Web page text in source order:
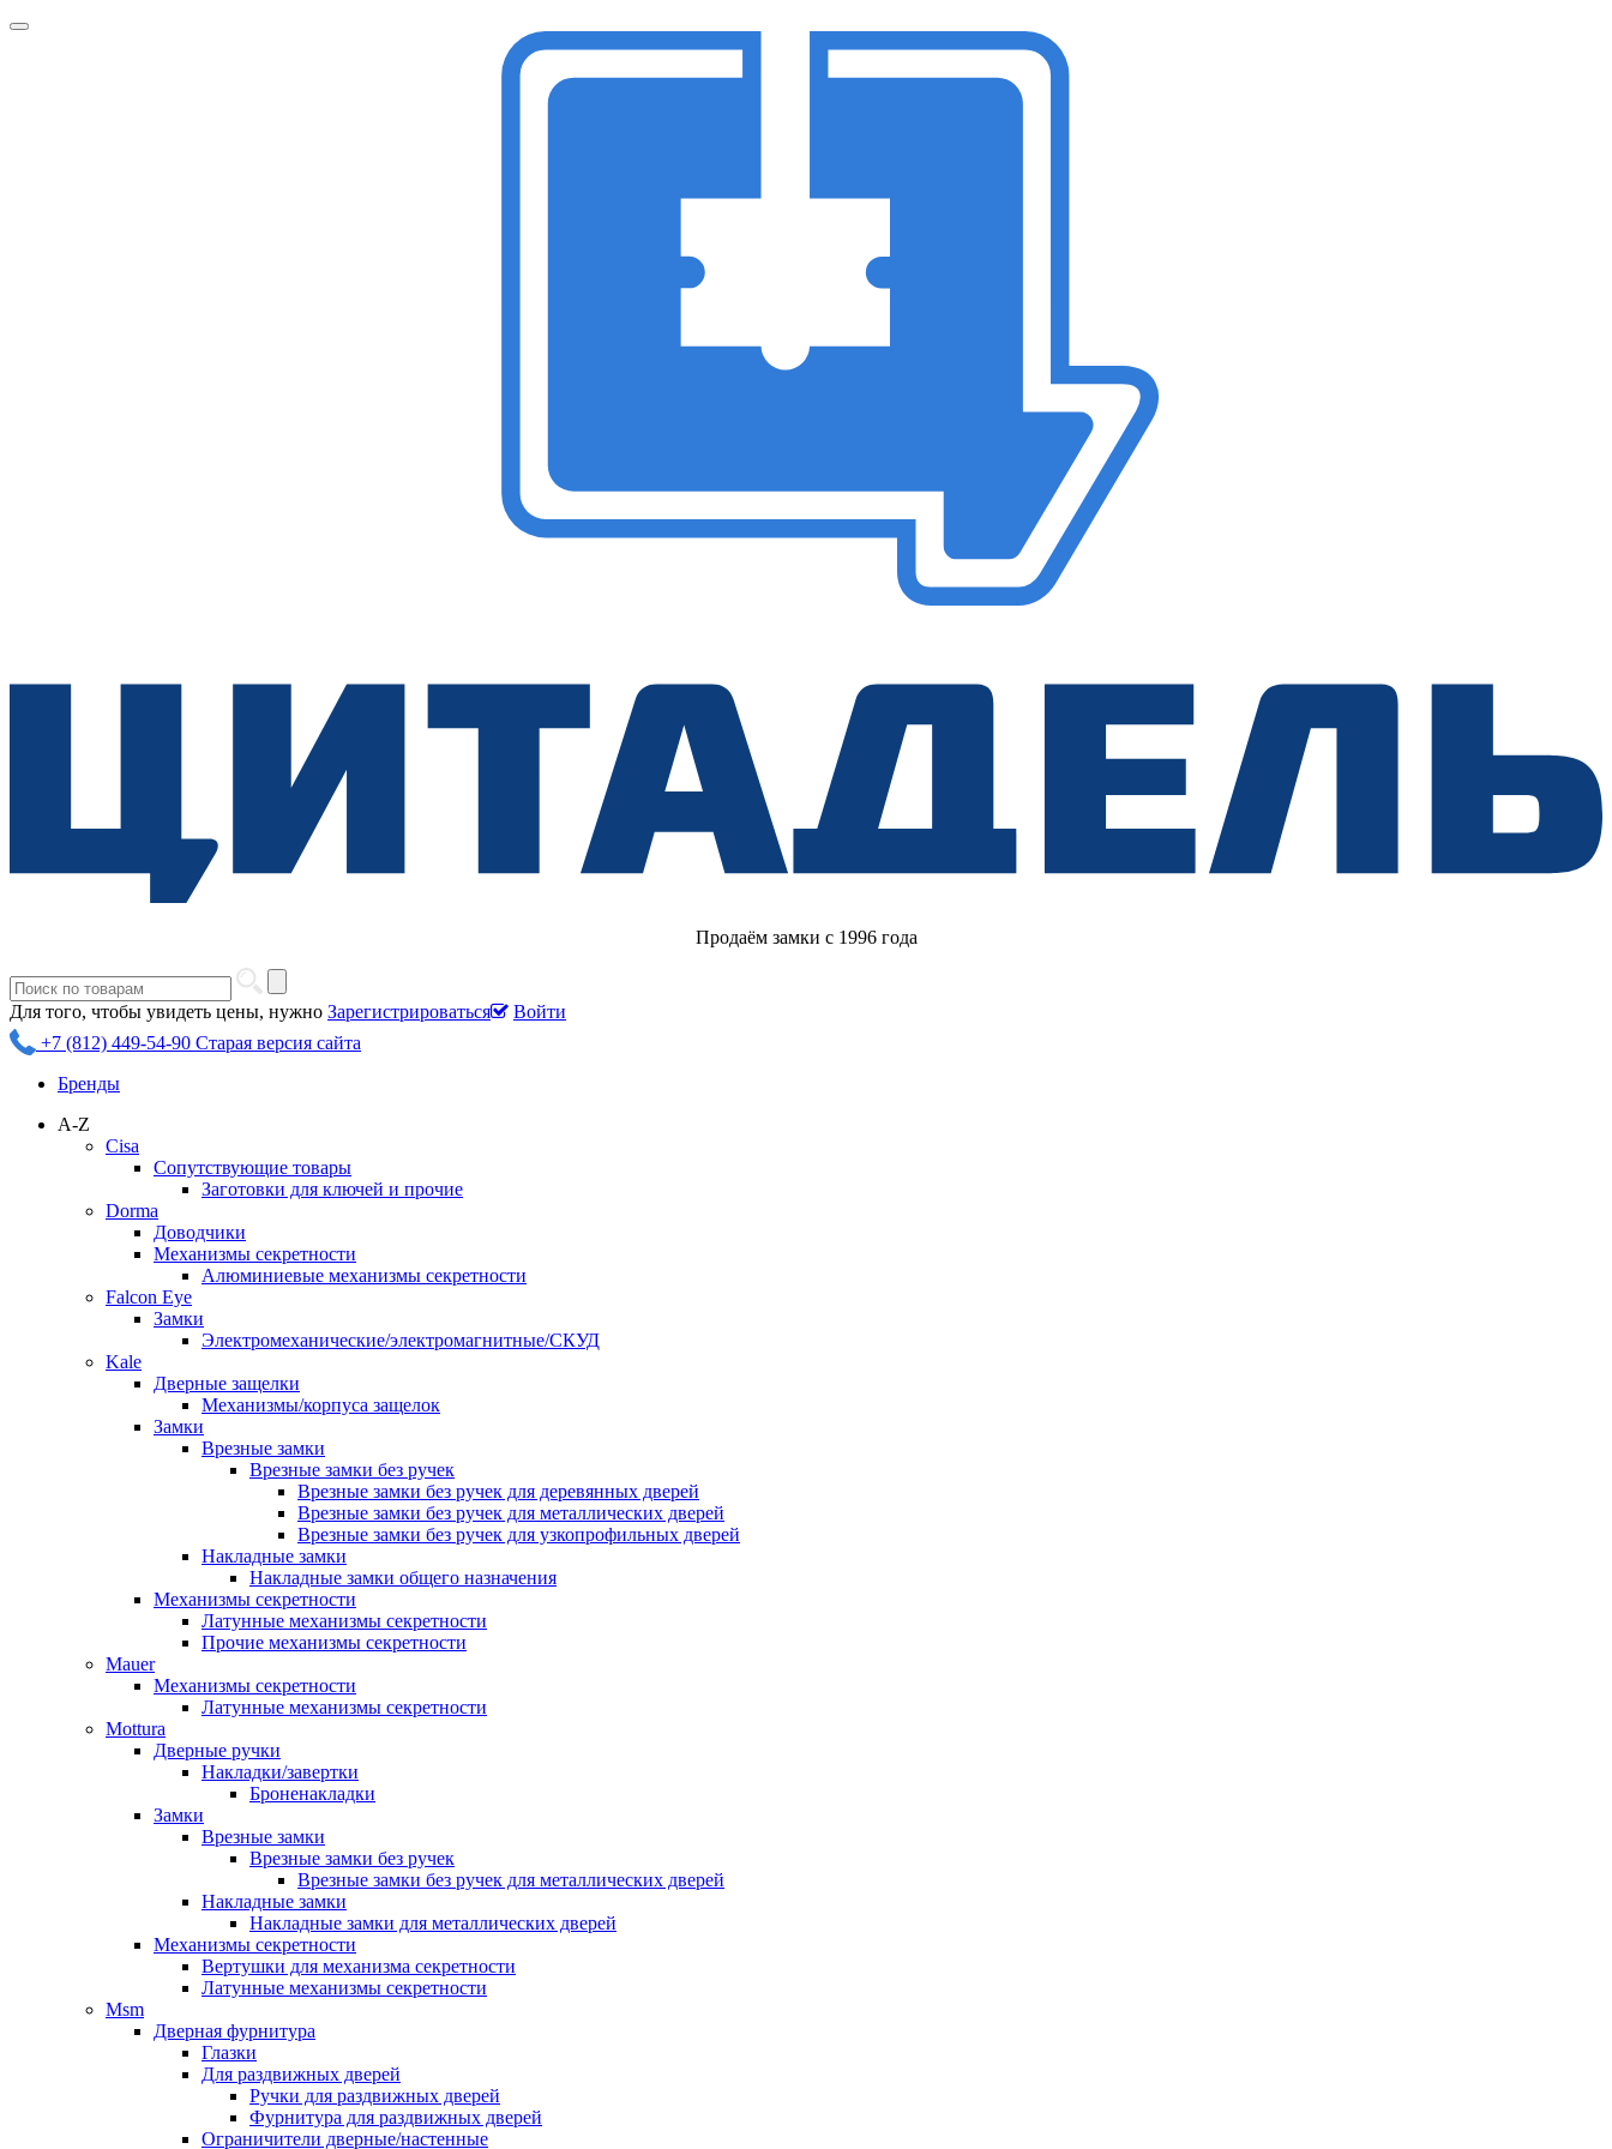
Продаём замки с 1996 года
Для того, чтобы увидеть цены, нужно Зарегистрироваться
Войти
+7 (812) 449-54-90 Старая версия сайта
Бренды
A-Z
Cisa
Сопутствующие товары
Заготовки для ключей и прочие
Dorma
Доводчики
Механизмы секретности
Алюминиевые механизмы секретности
Falcon Eye
Замки
Электромеханические/электромагнитные/СКУД
Kale
Дверные защелки
Механизмы/корпуса защелок
Замки
Врезные замки
Врезные замки без ручек
Врезные замки без ручек для деревянных дверей
Врезные замки без ручек для металлических дверей
Врезные замки без ручек для узкопрофильных дверей
Накладные замки
Накладные замки общего назначения
Механизмы секретности
Латунные механизмы секретности
Прочие механизмы секретности
Mauer
Механизмы секретности
Латунные механизмы секретности
Mottura
Дверные ручки
Накладки/завертки
Броненакладки
Замки
Врезные замки
Врезные замки без ручек
Врезные замки без ручек для металлических дверей
Накладные замки
Накладные замки для металлических дверей
Механизмы секретности
Вертушки для механизма секретности
Латунные механизмы секретности
Msm
Дверная фурнитура
Глазки
Для раздвижных дверей
Ручки для раздвижных дверей
Фурнитура для раздвижных дверей
Ограничители дверные/настенные